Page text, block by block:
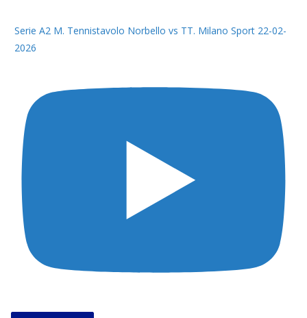
Serie A2 M. Tennistavolo Norbello vs TT. Milano Sport 22-02-
2026